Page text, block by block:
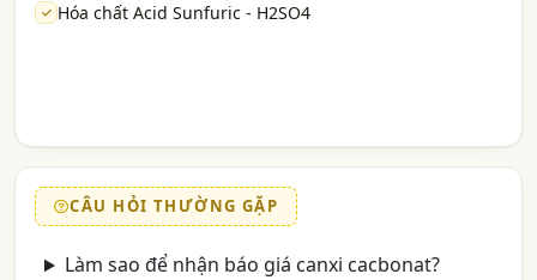
Hóa chất Acid Sunfuric - H2SO4
CÂU HỎI THƯỜNG GẶP
Làm sao để nhận báo giá canxi cacbonat?